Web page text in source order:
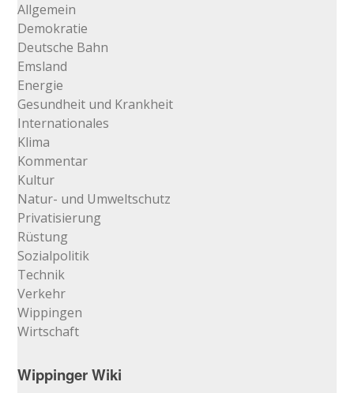
Allgemein
Demokratie
Deutsche Bahn
Emsland
Energie
Gesundheit und Krankheit
Internationales
Klima
Kommentar
Kultur
Natur- und Umweltschutz
Privatisierung
Rüstung
Sozialpolitik
Technik
Verkehr
Wippingen
Wirtschaft
Wippinger Wiki